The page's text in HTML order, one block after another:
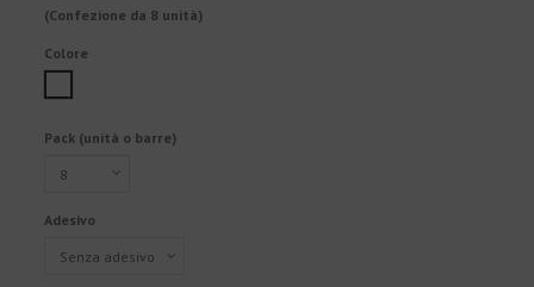
(Confezione da 8 unità)
Colore
Pack (unità o barre)
Adesivo